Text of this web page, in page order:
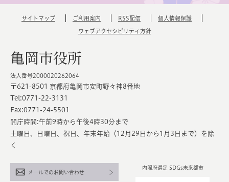
サイトマップ ご利用案内 RSS配信 個人情報保護
ウェブアクセシビリティ方針
亀岡市役所
法人番号2000020262064
〒621-8501 京都府亀岡市安町野々神8番地
Tel:0771-22-3131
Fax:0771-24-5501
開庁時間:午前9時から午後4時30分まで
土曜日、日曜日、祝日、年末年始（12月29日から1月3日まで）を除
く
内閣府選定 SDGs未来都市
メールでのお問い合わせ